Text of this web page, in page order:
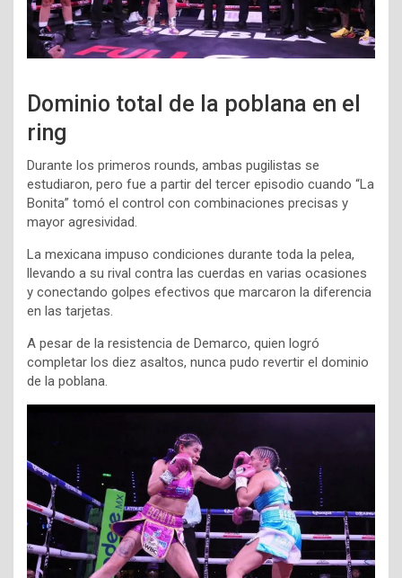
Dominio total de la poblana en el
ring
Durante los primeros rounds, ambas pugilistas se
estudiaron, pero fue a partir del tercer episodio cuando “La
Bonita” tomó el control con combinaciones precisas y
mayor agresividad.
La mexicana impuso condiciones durante toda la pelea,
llevando a su rival contra las cuerdas en varias ocasiones
y conectando golpes efectivos que marcaron la diferencia
en las tarjetas.
A pesar de la resistencia de Demarco, quien logró
completar los diez asaltos, nunca pudo revertir el dominio
de la poblana.